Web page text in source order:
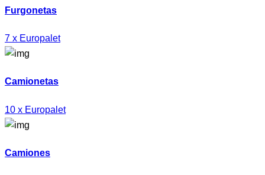
Furgonetas
7 x Europalet
Camionetas
10 x Europalet
Camiones